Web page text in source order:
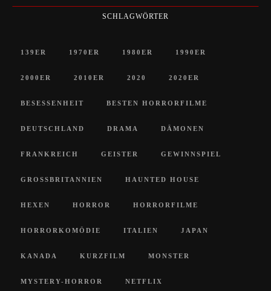
SCHLAGWÖRTER
139ER 1970ER 1980ER 1990ER
2000ER 2010ER 2020 2020ER
BESESSENHEIT BESTEN HORRORFILME
DEUTSCHLAND DRAMA DÄMONEN
FRANKREICH GEISTER GEWINNSPIEL
GROSSBRITANNIEN HAUNTED HOUSE
HEXEN HORROR HORRORFILME
HORRORKOMÖDIE ITALIEN JAPAN
KANADA KURZFILM MONSTER
MYSTERY-HORROR NETFLIX